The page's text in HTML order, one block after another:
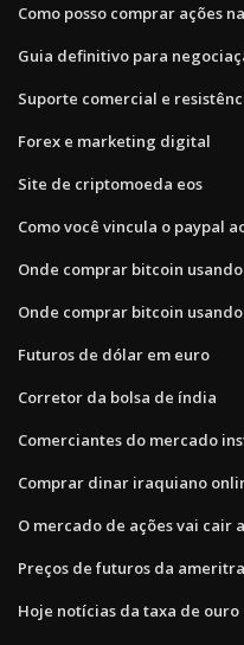
Como posso comprar ações
Guia definitivo para
Suporte comercial e
Forex e marketing digital
Site de criptomoeda eos
Como você vincula o paypal
Onde comprar bitcoin
Onde comprar bitcoin
Futuros de dólar em euro
Corretor da bolsa de índia
Comerciantes do mercado
Comprar dinar iraquiano
O mercado de ações vai cair
Preços de futuros da
Hoje notícias da taxa de